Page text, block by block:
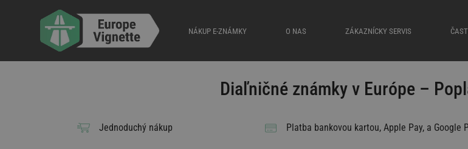
NÁKUP E-ZNÁMKY O NAS ZÁKAZNÍCKY SERVIS
Diaľničné známky v Európe –
Jednoduchý nákup Platba bankovou kartou, Apple Pay, a Google